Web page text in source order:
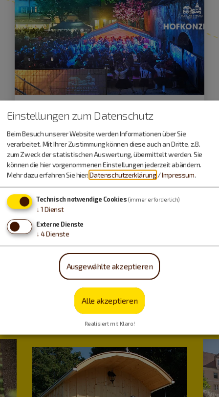
15.08.26
Hofkonzert
Andreas Kümmert & The Electric Circus - Blues-
Rock vom Feinsten!
Konzert
Urlaub machen, essen,
trinken…
Einstellungen zum Datenschutz
Beim Besuch unserer Website werden Informationen über Sie
verarbeitet. Mit Ihrer Zustimmung können diese auch an Dritte, z.B.
zum Zweck der statistischen Auswertung, übermittelt werden. Sie
können die hier vorgenommenen Einstellungen jederzeit abändern.
Mehr dazu erfahren Sie hier:Datenschutzerklärung /Impressum.
Technisch notwendige Cookies (immer erforderlich)
↓ 1 Dienst
Externe Dienste
↓ 4Dienste
Ausgewählte akzeptieren
Alle akzeptieren
Realisiert mit Klaro!